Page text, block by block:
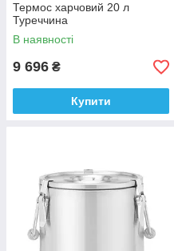
Термос харчовий 20 л
Туреччина
В наявності
9 696 ₴
Купити